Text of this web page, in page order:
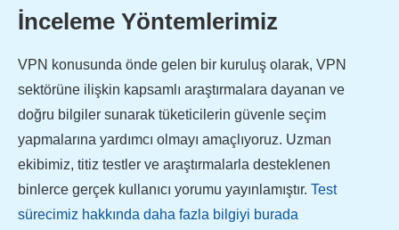
İnceleme Yöntemlerimiz
VPN konusunda önde gelen bir kuruluş olarak, VPN
sektörüne ilişkin kapsamlı araştırmalara dayanan ve
doğru bilgiler sunarak tüketicilerin güvenle seçim
yapmalarına yardımcı olmayı amaçlıyoruz. Uzman
ekibimiz, titiz testler ve araştırmalarla desteklenen
binlerce gerçek kullanıcı yorumu yayınlamıştır. Test
sürecimiz hakkında daha fazla bilgiyi burada